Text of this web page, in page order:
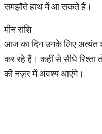
समझौते हाथ में आ सकते हैं।
मीन राशि
आज का दिन उनके लिए अत्यंत
कर रहे हैं। कहीं से सीधे
की नज़र में अवश्य आएंगे।